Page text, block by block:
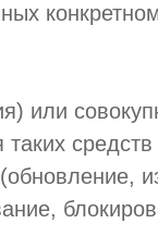
или
таких